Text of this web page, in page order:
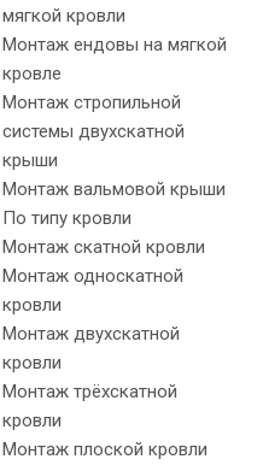
мягкой кровли
Монтаж ендовы на мягкой
кровле
Монтаж стропильной
системы двухскатной
крыши
Монтаж вальмовой крыши
По типу кровли
Монтаж скатной кровли
Монтаж односкатной
кровли
Монтаж двухскатной
кровли
Монтаж трёхскатной
кровли
Монтаж плоской кровли